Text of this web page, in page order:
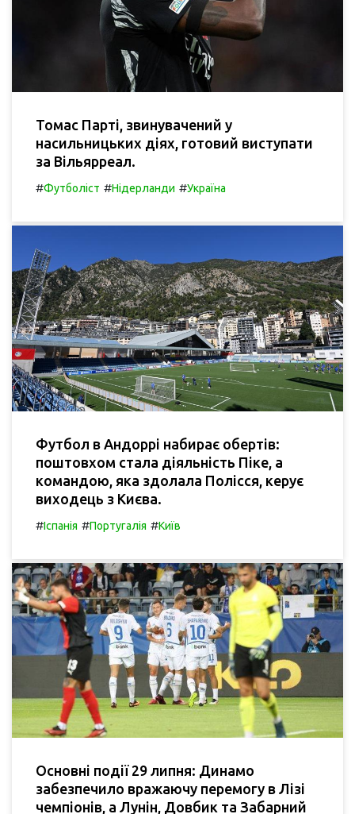
Томас Парті, звинувачений у
насильницьких діях, готовий виступати
за Вільярреал.
#Футболіст #Нідерланди #Україна
Футбол в Андоррі набирає обертів:
поштовхом стала діяльність Піке, а
командою, яка здолала Полісся, керує
виходець з Києва.
#Іспанія #Португалія #Київ
Основні події 29 липня: Динамо
забезпечило вражаючу перемогу в Лізі
чемпіонів, а Лунін, Довбик та Забарний